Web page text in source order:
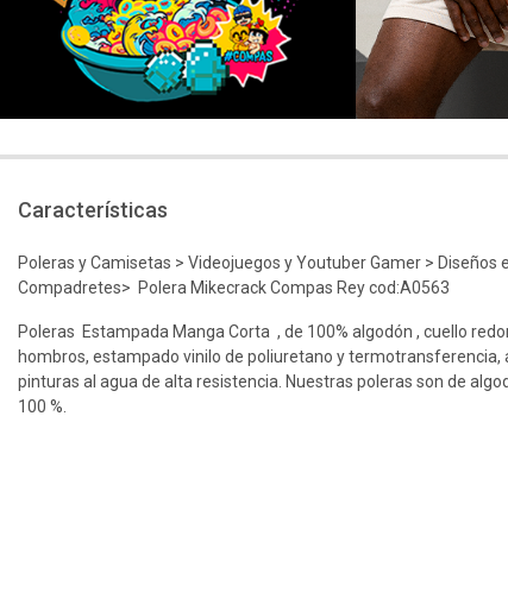
Características
Poleras y Camisetas > Videojuegos y Youtuber Gamer >
Compadretes> Polera Mikecrack Compas Rey cod:A0563
Poleras Estampada Manga Corta , de 100% algodón , cuello
hombros, estampado vinilo de poliuretano y termotransferencia,
pinturas al agua de alta resistencia. Nuestras poleras son de
100 %.